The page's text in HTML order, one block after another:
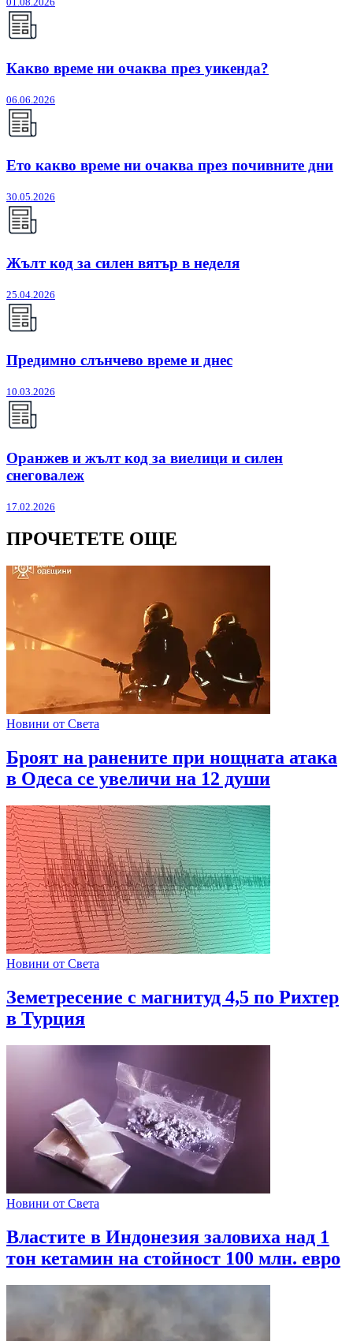
Какво време ни очаква през уикенда?
06.06.2026
Ето какво време ни очаква през почивните дни
30.05.2026
Жълт код за силен вятър в неделя
25.04.2026
Предимно слънчево време и днес
10.03.2026
Оранжев и жълт код за виелици и силен
снеговалеж
17.02.2026
ПРОЧЕТЕТЕ ОЩЕ
Новини от Света
Броят на ранените при нощната атака
в Одеса се увеличи на 12 души
Новини от Света
Земетресение с магнитуд 4,5 по Рихтер
в Турция
Новини от Света
Властите в Индонезия заловиха над 1
тон кетамин на стойност 100 млн. евро